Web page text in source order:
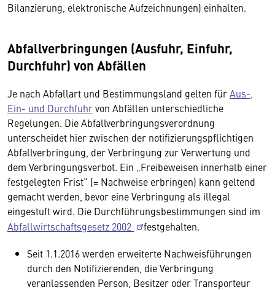
Bilanzierung, elektronische Aufzeichnungen) einhalten.
Abfallverbringungen (Ausfuhr, Einfuhr,
Durchfuhr) von Abfällen
Je nach Abfallart und Bestimmungsland gelten fürAus-,
Ein- und Durchfuhrvon Abfällen unterschiedliche
Regelungen. Die Abfallverbringungsverordnung
unterscheidet hier zwischen der notifizierungspflichtigen
Abfallverbringung, der Verbringung zur Verwertung und
dem Verbringungsverbot. Ein „Freibeweisen innerhalb einer
festgelegten Frist“ (= Nachweise erbringen) kann geltend
gemacht werden, bevor eine Verbringung als illegal
eingestuft wird. Die Durchführungsbestimmungen sind im
Abfallwirtschaftsgesetz 2002
festgehalten.
Seit 1.1.2016 werden erweiterte Nachweisführungen
durch den Notifizierenden, die Verbringung
veranlassenden Person, Besitzer oder Transporteur